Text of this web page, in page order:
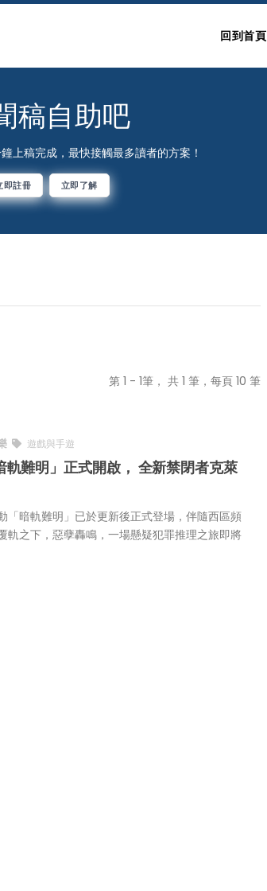
回到首頁
稿自助吧
上稿完成，最快接觸最多讀者的方案！
即註冊 立即了解
第 1 - 1筆， 共 1 筆，每頁 10 筆
遊戲與手遊
軌難明」正式開啟， 全新禁閉者克萊
暗軌難明」已於更新後正式登場，伴隨西區頻
軌之下，惡孽轟鳴，一場懸疑犯罪推理之旅即將